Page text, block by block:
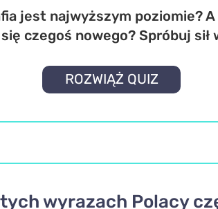
jest najwyższym poziomie?
czegoś nowego? Spróbuj
ROZWIĄŻ QUIZ
tych wyrazach Polacy